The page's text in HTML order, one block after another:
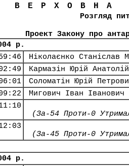
Розгляд
Проект Закону про
р.
Ніколаєнко Станіслав
Кармазін Юрій
Соломатін Юрій
Мигович Іван Іванович
(За-54 Проти-0
(За-45 Проти-0
р.